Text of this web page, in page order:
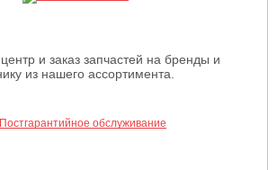
и заказ запчастей на бренды и
из нашего ассортимента.